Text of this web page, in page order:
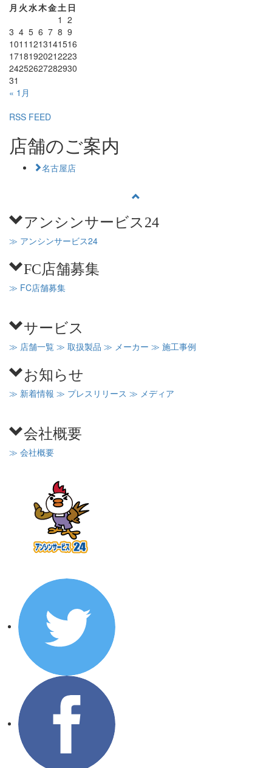
月 火水木金土 日
1 2
3 4 5 6 7 8 9
1011 1213141516
17181920212223
24252627282930
31
« 1月
RSS FEED
店舗のご案内
名古屋店
アンシンサービス24
≫ アンシンサービス24
FC店舗募集
≫ FC店舗募集
サービス
≫ 店舗一覧 ≫ 取扱製品 ≫ メーカー ≫ 施工事例
お知らせ
≫ 新着情報 ≫ プレスリリース ≫ メディア
会社概要
≫ 会社概要